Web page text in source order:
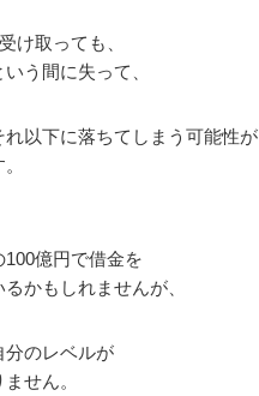
け取っても、
う間に失って、
以下に落ちてしまう可能性が
100億円で借金を
かもしれませんが、
分のレベルが
せん。